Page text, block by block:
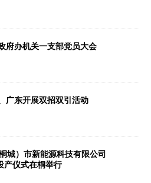
府办机关一支部党员大会
广东开展双招双引活动
城）市新能源科技有限公司
产仪式在桐举行